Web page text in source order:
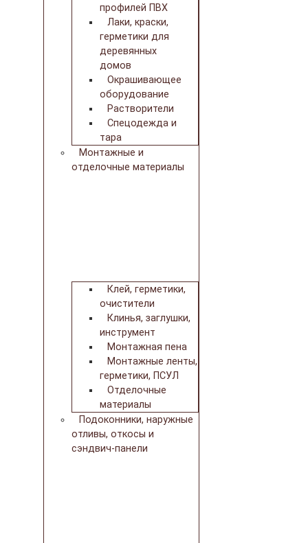
профилей ПВХ
Лаки, краски,
герметики для
деревянных
домов
Окрашивающее
оборудование
Растворители
Спецодежда и
тара
Монтажные и
отделочные материалы
Клей, герметики,
очистители
Клинья, заглушки,
инструмент
Монтажная пена
Монтажные ленты,
герметики, ПСУЛ
Отделочные
материалы
Подоконники, наружные
отливы, откосы и
сэндвич-панели